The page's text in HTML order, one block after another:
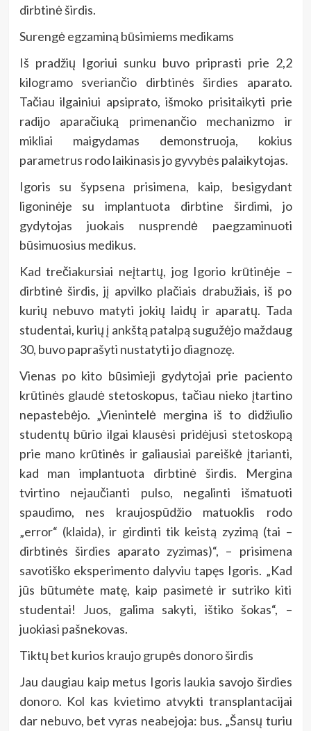
dirbtinė širdis.
Surengė egzaminą būsimiems medikams
Iš pradžių Igoriui sunku buvo priprasti prie 2,2
kilogramo sveriančio dirbtinės širdies aparato.
Tačiau ilgainiui apsiprato, išmoko prisitaikyti prie
radijo aparačiuką primenančio mechanizmo ir
mikliai maigydamas demonstruoja, kokius
parametrus rodo laikinasis jo gyvybės palaikytojas.
Igoris su šypsena prisimena, kaip, besigydant
ligoninėje su implantuota dirbtine širdimi, jo
gydytojas juokais nusprendė paegzaminuoti
būsimuosius medikus.
Kad trečiakursiai neįtartų, jog Igorio krūtinėje –
dirbtinė širdis, jį apvilko plačiais drabužiais, iš po
kurių nebuvo matyti jokių laidų ir aparatų. Tada
studentai, kurių į ankštą patalpą sugužėjo maždaug
30, buvo paprašyti nustatyti jo diagnozę.
Vienas po kito būsimieji gydytojai prie paciento
krūtinės glaudė stetoskopus, tačiau nieko įtartino
nepastebėjo. „Vienintelė mergina iš to didžiulio
studentų būrio ilgai klausėsi pridėjusi stetoskopą
prie mano krūtinės ir galiausiai pareiškė įtarianti,
kad man implantuota dirbtinė širdis. Mergina
tvirtino nejaučianti pulso, negalinti išmatuoti
spaudimo, nes kraujospūdžio matuoklis rodo
„error“ (klaida), ir girdinti tik keistą zyzimą (tai –
dirbtinės širdies aparato zyzimas)“, – prisimena
savotiško eksperimento dalyviu tapęs Igoris. „Kad
jūs būtumėte matę, kaip pasimetė ir sutriko kiti
studentai! Juos, galima sakyti, ištiko šokas“, –
juokiasi pašnekovas.
Tiktų bet kurios kraujo grupės donoro širdis
Jau daugiau kaip metus Igoris laukia savojo širdies
donoro. Kol kas kvietimo atvykti transplantacijai
dar nebuvo, bet vyras neabejoja: bus. „Šansų turiu